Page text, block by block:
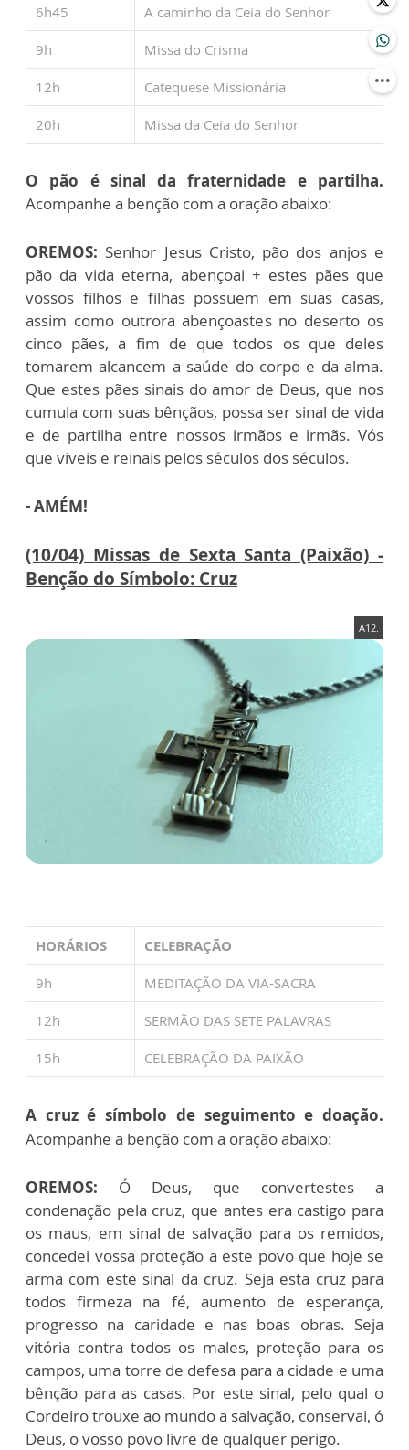
6h45 A caminho da Ceia do Senhor
9h Missa do Crisma
12h Catequese Missionária
20h Missa da Ceia do Senhor
O pão é sinal da fraternidade e partilha.
Acompanhe a benção com a oração abaixo:
OREMOS: Senhor Jesus Cristo, pão dos anjos e
pão da vida eterna, abençoai + estes pães que
vossos filhos e filhas possuem em suas casas,
assim como outrora abençoastes no deserto os
cinco pães, a fim de que todos os que deles
tomarem alcancem a saúde do corpo e da alma.
Que estes pães sinais do amor de Deus, que nos
cumula com suas bênçãos, possa ser sinal de vida
e de partilha entre nossos irmãos e irmãs. Vós
que viveis e reinais pelos séculos dos séculos.
- AMÉM!
(10/04) Missas de Sexta Santa (Paixão) -
Benção do Símbolo: Cruz
A12.
HORÁRIOS CELEBRAÇÃO
9h MEDITAÇÃO DA VIA-SACRA
12h SERMÃO DAS SETE PALAVRAS
15h CELEBRAÇÃO DA PAIXÃO
A cruz é símbolo de seguimento e doação.
Acompanhe a benção com a oração abaixo:
OREMOS: Ó Deus, que convertestes a
condenação pela cruz, que antes era castigo para
os maus, em sinal de salvação para os remidos,
concedei vossa proteção a este povo que hoje se
arma com este sinal da cruz. Seja esta cruz para
todos firmeza na fé, aumento de esperança,
progresso na caridade e nas boas obras. Seja
vitória contra todos os males, proteção para os
campos, uma torre de defesa para a cidade e uma
bênção para as casas. Por este sinal, pelo qual o
Cordeiro trouxe ao mundo a salvação, conservai, ó
Deus, o vosso povo livre de qualquer perigo.